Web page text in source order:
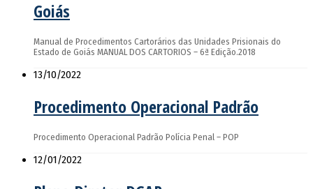
Goiás
Manual de Procedimentos Cartorários das Unidades Prisionais do
Estado de Goiás MANUAL DOS CARTORIOS – 6ª Edição.2018
13/10/2022
Procedimento Operacional Padrão
Procedimento Operacional Padrão Polícia Penal – POP
12/01/2022